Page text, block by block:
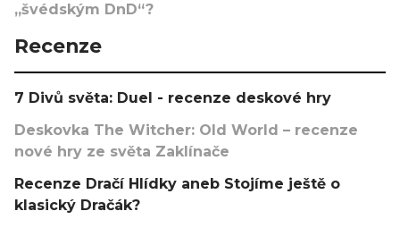
„švédským DnD“?
Recenze
7 Divů světa: Duel - recenze deskové hry
Deskovka The Witcher: Old World – recenze
nové hry ze světa Zaklínače
Recenze Dračí Hlídky aneb Stojíme ještě o
klasický Dračák?